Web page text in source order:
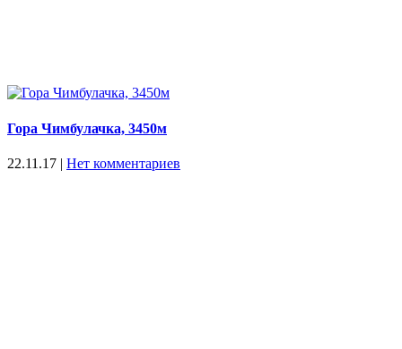
Гора Чимбулачка, 3450м
22.11.17 | Нет комментариев